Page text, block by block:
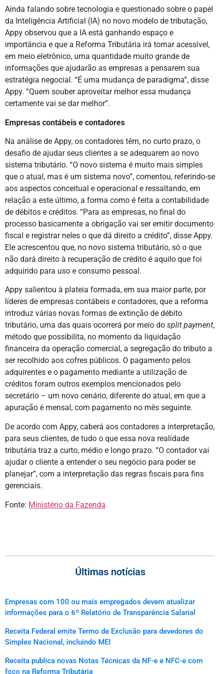
Ainda falando sobre tecnologia e questionado sobre o papel
da Inteligência Artificial (IA) no novo modelo de tributação,
Appy observou que a IA está ganhando espaço e
importância e que a Reforma Tributária irá tornar acessível,
em meio eletrônico, uma quantidade muito grande de
informações que ajudarão as empresas a pensarem sua
estratégia negocial. “É uma mudança de paradigma”, disse
Appy. “Quem souber aproveitar melhor essa mudança
certamente vai se dar melhor”.
Empresas contábeis e contadores
Na análise de Appy, os contadores têm, no curto prazo, o
desafio de ajudar seus clientes a se adequarem ao novo
sistema tributário. “O novo sistema é muito mais simples
que o atual, mas é um sistema novo”, comentou, referindo-se
aos aspectos conceitual e operacional e ressaltando, em
relação a este último, a forma como é feita a contabilidade
de débitos e créditos. “Para as empresas, no final do
processo basicamente a obrigação vai ser emitir documento
fiscal e registrar neles o que dá direito a crédito”, disse Appy.
Ele acrescentou que, no novo sistema tributário, só o que
não dará direito à recuperação de crédito é aquilo que foi
adquirido para uso e consumo pessoal.
Appy salientou à plateia formada, em sua maior parte, por
líderes de empresas contábeis e contadores, que a reforma
introduz várias novas formas de extinção de débito
tributário, uma das quais ocorrerá por meio do split payment,
método que possibilita, no momento da liquidação
financeira da operação comercial, a segregação do tributo a
ser recolhido aos cofres públicos. O pagamento pelos
adquirentes e o pagamento mediante a utilização de
créditos foram outros exemplos mencionados pelo
secretário – um novo cenário, diferente do atual, em que a
apuração é mensal, com pagamento no mês seguinte.
De acordo com Appy, caberá aos contadores a interpretação,
para seus clientes, de tudo o que essa nova realidade
tributária traz a curto, médio e longo prazo. “O contador vai
ajudar o cliente a entender o seu negócio para poder se
planejar”, com a interpretação das regras fiscais para fins
gerenciais.
Fonte: Ministério da Fazenda
Últimas notícias
Empresas com 100 ou mais empregados devem atualizar
informações para o 6º Relatório de Transparência Salarial
Receita Federal emite Termo de Exclusão para devedores do
Simples Nacional, incluindo MEI
Receita publica novas Notas Técnicas da NF-e e NFC-e com
foco na Reforma Tributária